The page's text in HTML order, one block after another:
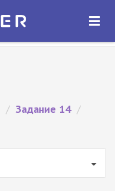
ОТКРЫТЬ
/ Задание 14 /